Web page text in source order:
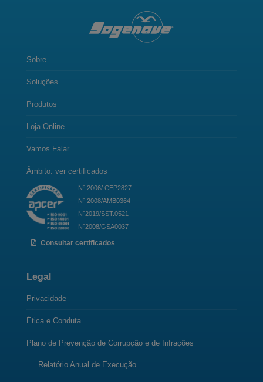
Sobre
Soluções
Produtos
Loja Online
Vamos Falar
Âmbito: ver certificados
Nº 2006/ CEP2827
Nº 2008/AMB0364
Nº2019/SST.0521
Nº2008/GSA0037
Consultar certificados
Legal
Privacidade
Ética e Conduta
Plano de Prevenção de Corrupção e de Infrações
Relatório Anual de Execução